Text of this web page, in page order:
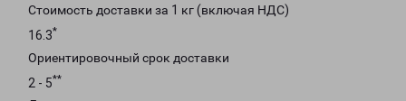
Стоимость доставки за 1 кг (включая НДС)
16.3*
Ориентировочный срок доставки
2 - 5**